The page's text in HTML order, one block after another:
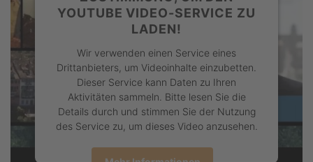
YOUTUBE VIDEO-SERVICE ZU
LADEN!
Wir verwenden einen Service eines
Drittanbieters, um Videoinhalte einzubetten.
Dieser Service kann Daten zu Ihren
Aktivitäten sammeln. Bitte lesen Sie die
Details durch und stimmen Sie der Nutzung
des Service zu, um dieses Video anzusehen.